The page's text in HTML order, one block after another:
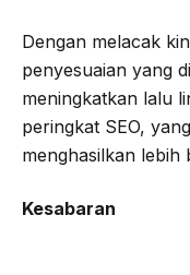
Dengan melacak
penyesuaian yang
meningkatkan lalu
peringkat SEO,
menghasilkan lebih
Kesabaran